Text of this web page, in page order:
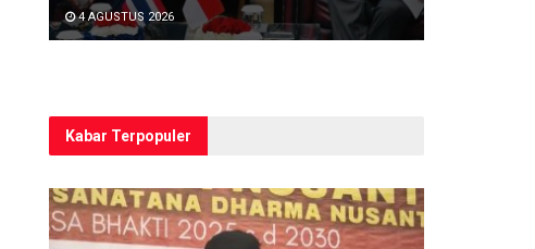
4 AGUSTUS 2026
Kabar Terpopuler